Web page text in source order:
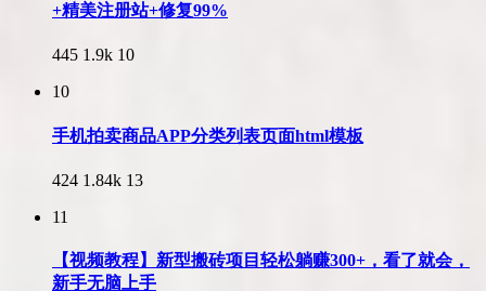
+精美注册站+修复99%
445 1.9k 10
10
手机拍卖商品APP分类列表页面html模板
424 1.84k 13
11
【视频教程】新型搬砖项目轻松躺赚300+，看了就会，
新手无脑上手